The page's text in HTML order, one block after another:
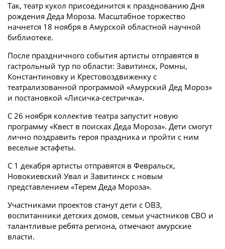
Так, театр кукол присоединится к празднованию Дня
рождения Деда Мороза. Масштабное торжество
начнется 18 ноября в Амурской областной научной
библиотеке.
После праздничного события артисты отправятся в
гастрольный тур по области: Завитинск, Ромны,
Константиновку и Крестовоздвиженку с
театрализованной программой «Амурский Дед Мороз»
и постановкой «Лисичка-сестричка».
С 26 ноября коллектив театра запустит новую
программу «Квест в поисках Деда Мороза». Дети смогут
лично поздравить героя праздника и пройти с ним
веселые эстафеты.
С 1 декабря артисты отправятся в Февральск,
Новокиевский Увал и Завитинск с новым
представлением «Терем Деда Мороза».
Участниками проектов станут дети с ОВЗ,
воспитанники детских домов, семьи участников СВО и
талантливые ребята региона, отмечают амурские
власти.